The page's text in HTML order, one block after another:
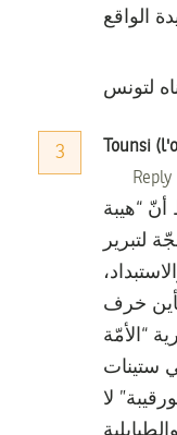
3 Tounsi
Reply
“هيبة
لتبرير
خرف
“الأمّة
ستينات
لا